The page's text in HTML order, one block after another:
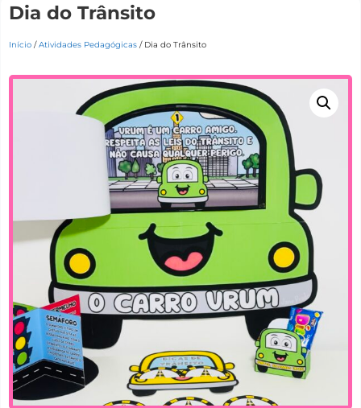
Dia do Trânsito
Início /Atividades Pedagógicas / Dia do Trânsito